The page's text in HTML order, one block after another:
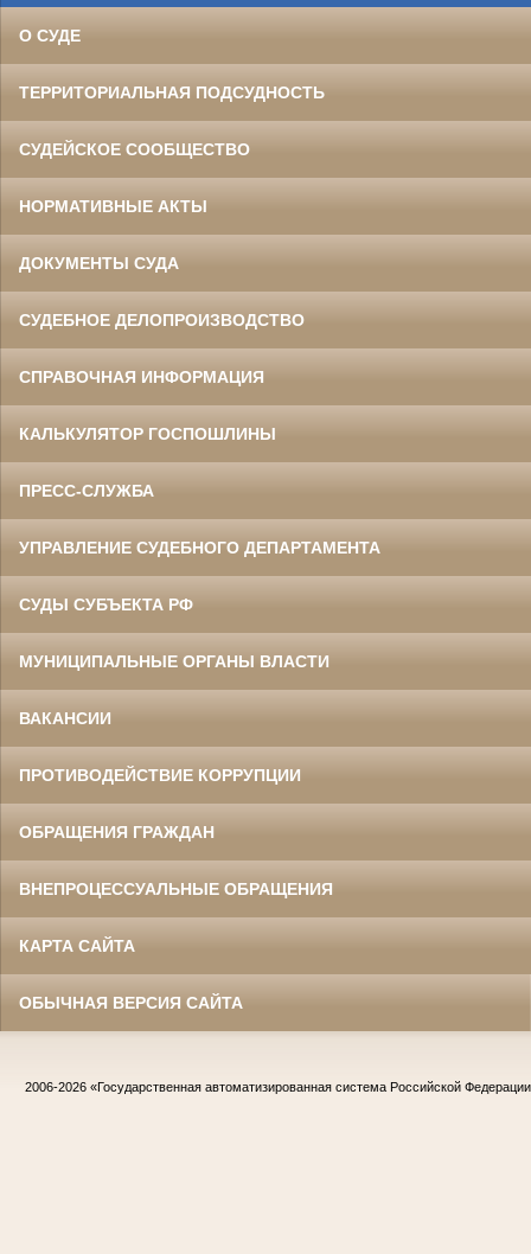
О СУДЕ
ТЕРРИТОРИАЛЬНАЯ ПОДСУДНОСТЬ
СУДЕЙСКОЕ СООБЩЕСТВО
НОРМАТИВНЫЕ АКТЫ
ДОКУМЕНТЫ СУДА
СУДЕБНОЕ ДЕЛОПРОИЗВОДСТВО
СПРАВОЧНАЯ ИНФОРМАЦИЯ
КАЛЬКУЛЯТОР ГОСПОШЛИНЫ
ПРЕСС-СЛУЖБА
УПРАВЛЕНИЕ СУДЕБНОГО ДЕПАРТАМЕНТА
СУДЫ СУБЪЕКТА РФ
МУНИЦИПАЛЬНЫЕ ОРГАНЫ ВЛАСТИ
ВАКАНСИИ
ПРОТИВОДЕЙСТВИЕ КОРРУПЦИИ
ОБРАЩЕНИЯ ГРАЖДАН
ВНЕПРОЦЕССУАЛЬНЫЕ ОБРАЩЕНИЯ
КАРТА САЙТА
ОБЫЧНАЯ ВЕРСИЯ САЙТА
2006-2026 «Государственная автоматизированная система Российской